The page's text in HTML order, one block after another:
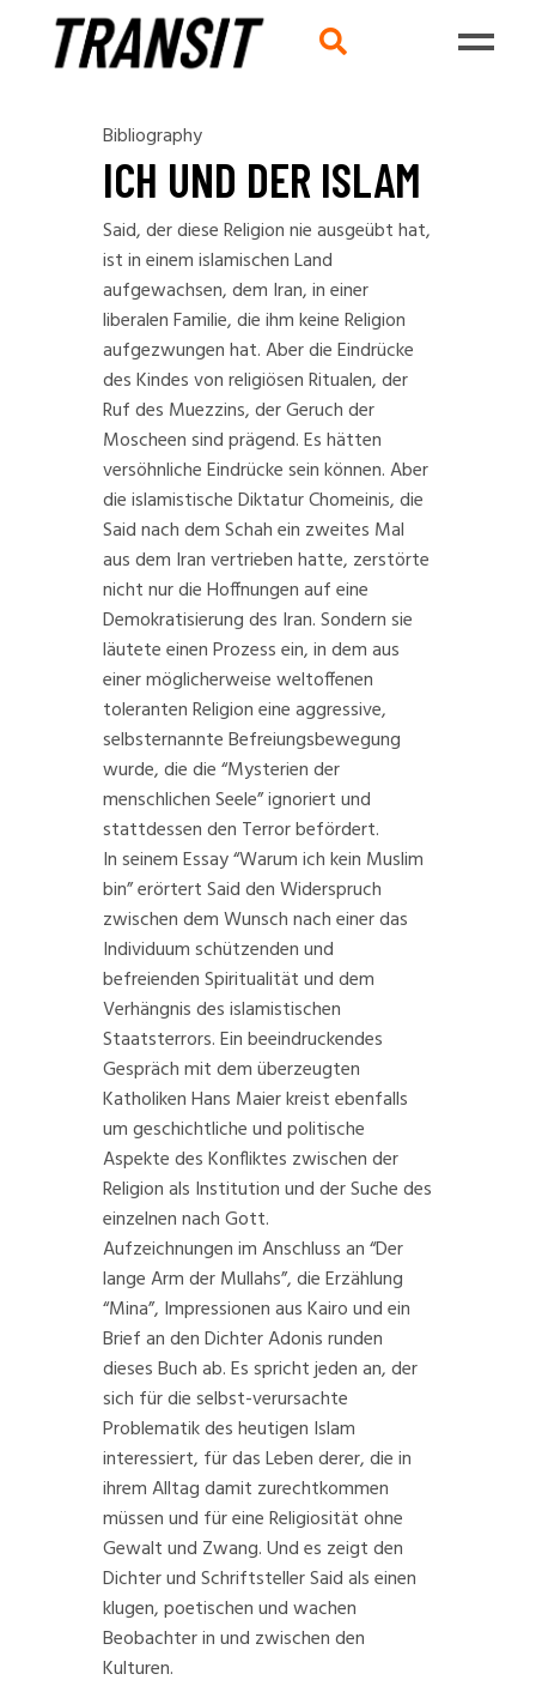
Bibliography
ICH UND DER ISLAM
Said, der diese Religion nie ausgeübt hat,
ist in einem islamischen Land
aufgewachsen, dem Iran, in einer
liberalen Familie, die ihm keine Religion
aufgezwungen hat. Aber die Eindrücke
des Kindes von religiösen Ritualen, der
Ruf des Muezzins, der Geruch der
Moscheen sind prägend. Es hätten
versöhnliche Eindrücke sein können. Aber
die islamistische Diktatur Chomeinis, die
Said nach dem Schah ein zweites Mal
aus dem Iran vertrieben hatte, zerstörte
nicht nur die Hoffnungen auf eine
Demokratisierung des Iran. Sondern sie
läutete einen Prozess ein, in dem aus
einer möglicherweise weltoffenen
toleranten Religion eine aggressive,
selbsternannte Befreiungsbewegung
wurde, die die “Mysterien der
menschlichen Seele” ignoriert und
stattdessen den Terror befördert.
In seinem Essay “Warum ich kein Muslim
bin” erörtert Said den Widerspruch
zwischen dem Wunsch nach einer das
Individuum schützenden und
befreienden Spiritualität und dem
Verhängnis des islamistischen
Staatsterrors. Ein beeindruckendes
Gespräch mit dem überzeugten
Katholiken Hans Maier kreist ebenfalls
um geschichtliche und politische
Aspekte des Konfliktes zwischen der
Religion als Institution und der Suche des
einzelnen nach Gott.
Aufzeichnungen im Anschluss an “Der
lange Arm der Mullahs”, die Erzählung
“Mina”, Impressionen aus Kairo und ein
Brief an den Dichter Adonis runden
dieses Buch ab. Es spricht jeden an, der
sich für die selbst-verursachte
Problematik des heutigen Islam
interessiert, für das Leben derer, die in
ihrem Alltag damit zurechtkommen
müssen und für eine Religiosität ohne
Gewalt und Zwang. Und es zeigt den
Dichter und Schriftsteller Said als einen
klugen, poetischen und wachen
Beobachter in und zwischen den
Kulturen.